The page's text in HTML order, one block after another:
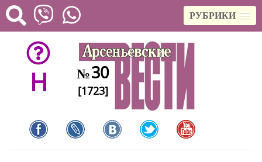
РУБРИКИ
H №30
[1723]